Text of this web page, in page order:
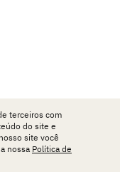
terceiros com
do site e
site você
nossa Política de